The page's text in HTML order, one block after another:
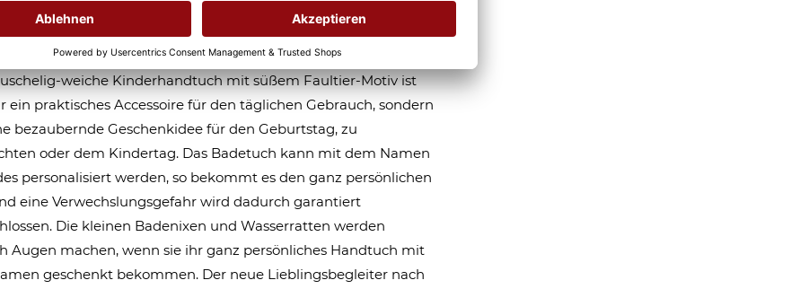
Handtuch mit Name gestalten -
weiche Kinderhandtuch mit süßem Faultier-Motiv ist
ein praktisches Accessoire für den täglichen Gebrauch, sondern
bezaubernde Geschenkidee für den Geburtstag, zu
oder dem Kindertag. Das Badetuch kann mit dem Namen
personalisiert werden, so bekommt es den ganz persönlichen
eine Verwechslungsgefahr wird dadurch garantiert
Die kleinen Badenixen und Wasserratten werden
Augen machen, wenn sie ihr ganz persönliches Handtuch mit
geschenkt bekommen. Der neue Lieblingsbegleiter nach